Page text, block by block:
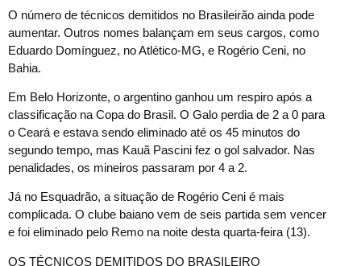
O número de técnicos demitidos no Brasileirão ainda pode
aumentar. Outros nomes balançam em seus cargos, como
Eduardo Domínguez, no Atlético-MG, e Rogério Ceni, no
Bahia.
Em Belo Horizonte, o argentino ganhou um respiro após a
classificação na Copa do Brasil. O Galo perdia de 2 a 0 para
o Ceará e estava sendo eliminado até os 45 minutos do
segundo tempo, mas Kauã Pascini fez o gol salvador. Nas
penalidades, os mineiros passaram por 4 a 2.
Já no Esquadrão, a situação de Rogério Ceni é mais
complicada. O clube baiano vem de seis partida sem vencer
e foi eliminado pelo Remo na noite desta quarta-feira (13).
OS TÉCNICOS DEMITIDOS DO BRASILEIRO